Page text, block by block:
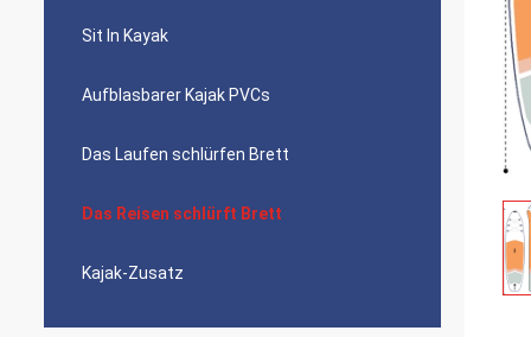
Sit In Kayak
Aufblasbarer Kajak PVCs
Das Laufen schlürfen Brett
Das Reisen schlürft Brett
Kajak-Zusatz